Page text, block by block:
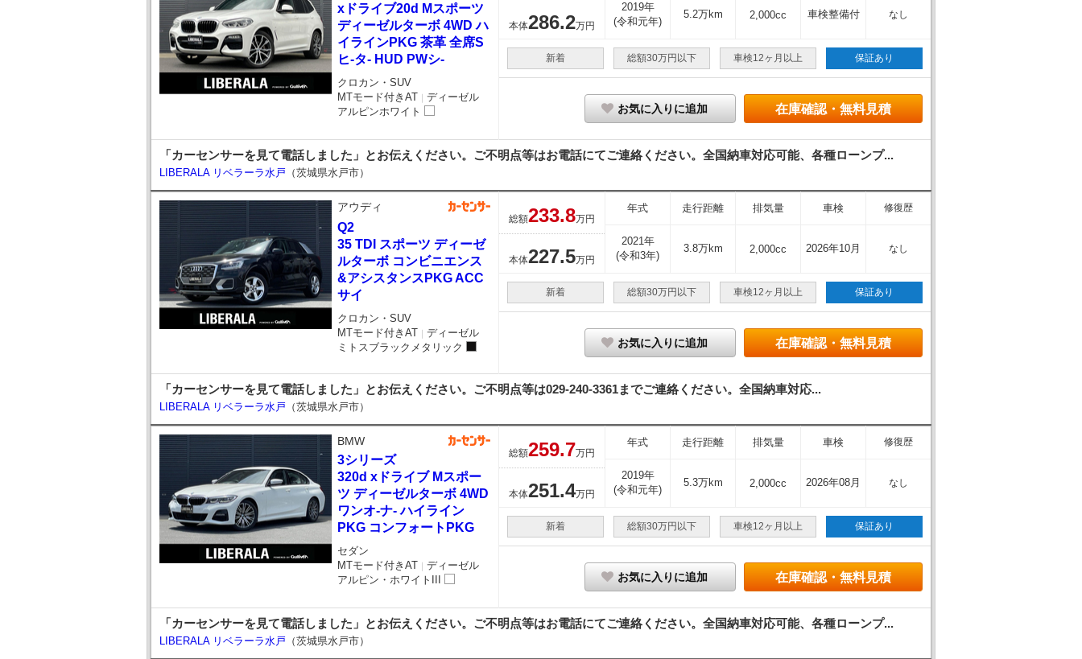
xドライブ20d Mスポーツ
ディーゼルターボ 4WD ハ
イラインPKG 茶革 全席S
ヒ-タ- HUD PWシ-
クロカン・SUV
MTモード付きAT ｜ ディーゼル
アルピンホワイト
本体286.2万円
2019年
(令和元年)
5.2万km 2,000cc 車検整備付 なし
新着 総額30万円以下 車検12ヶ月以上 保証あり
在庫確認・無料見積
お気に入りに追加
「カーセンサーを見て電話しました」とお伝えください。ご不明点等はお電話にてご連絡ください。全国納車対応可能、各種ローンプ...
LIBERALA リベラーラ水戸 （茨城県水戸市）
アウディ
Q2
35 TDI スポーツ ディーゼ
ルターボ コンビニエンス
&アシスタンスPKG ACC
サイ
クロカン・SUV
MTモード付きAT ｜ ディーゼル
ミトスブラックメタリック
総額233.8万円
本体227.5万円
年式 走行距離 排気量 車検 修復歴
2021年
(令和3年)
3.8万km 2,000cc 2026年10月 なし
新着 総額30万円以下 車検12ヶ月以上 保証あり
在庫確認・無料見積
お気に入りに追加
「カーセンサーを見て電話しました」とお伝えください。ご不明点等は029-240-3361までご連絡ください。全国納車対応...
LIBERALA リベラーラ水戸 （茨城県水戸市）
BMW
3シリーズ
320d xドライブ Mスポー
ツ ディーゼルターボ 4WD
ワンオ-ナ- ハイライン
PKG コンフォートPKG
セダン
MTモード付きAT ｜ ディーゼル
アルピン・ホワイトIII
総額259.7万円
本体251.4万円
年式 走行距離 排気量 車検 修復歴
2019年
(令和元年)
5.3万km 2,000cc 2026年08月 なし
新着 総額30万円以下 車検12ヶ月以上 保証あり
在庫確認・無料見積
お気に入りに追加
「カーセンサーを見て電話しました」とお伝えください。ご不明点等はお電話にてご連絡ください。全国納車対応可能、各種ローンプ...
LIBERALA リベラーラ水戸 （茨城県水戸市）